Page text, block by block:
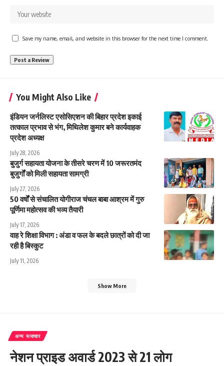
Save my name, email, and website in this browser for the next time I comment.
You Might Also Like
इंडियन जर्नलिस्ट एसोसिएशन की बिहार प्रदेश इकाई
तत्काल प्रभाव से भंग, मिथिलेश कुमार बने कार्यवाहक
प्रदेश अध्यक्ष
July 28, 2026
बुजुर्ग सहायता योजना के तीसरे चरण में 10 जरूरतमंद
बुजुर्गों को मिली सहायता सामग्री
July 27, 2026
50 वर्षों से संचालित योगीराज चंचल बाबा आश्रम में गुरु
पूर्णिमा महोत्सव की भव्य तैयारी
July 17, 2026
वाह रे शिक्षा विभाग : अंडा व फल के बदले छात्रों को दी जा
रही है बिस्कुट
July 11, 2026
Show More
अन्य समाचार
नेशन प्राइड अवार्ड 2023 से 21 लोग